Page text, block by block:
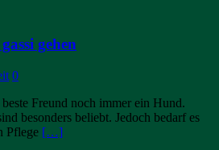
gehen
0
Freund noch immer ein Hund.
besonders beliebt. Jedoch bedarf es
Pflege […]